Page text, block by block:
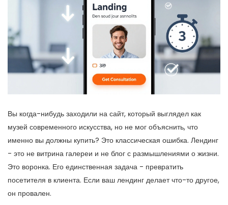
Вы когда-нибудь заходили на сайт, который выглядел как
музей современного искусства, но не мог объяснить, что
именно вы должны купить? Это классическая ошибка. Лендинг
- это не витрина галереи и не блог с размышлениями о жизни.
Это воронка. Его единственная задача - превратить
посетителя в клиента. Если ваш лендинг делает что-то другое,
он провален.